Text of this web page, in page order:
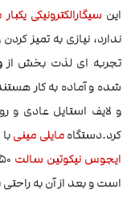
این سیگارالکترونیکی
ندارد، نیازی به تمیز
تجربه ای لذت بخش از
شده و آماده به کار
و لایف استایل عادی و
کرد.دستگاهمایلی مینی
ایجوس نیکوتین سالت
است و بعد از آن به راحتی